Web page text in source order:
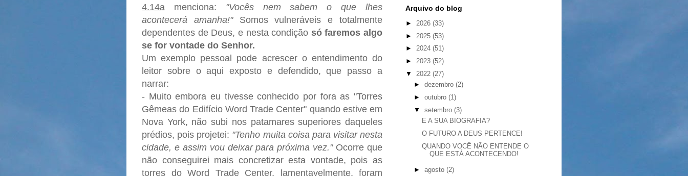
4.14a menciona: "Vocês nem sabem o que lhes
acontecerá amanha!" Somos vulneráveis e totalmente
dependentes de Deus, e nesta condição só faremos algo
se for vontade do Senhor.
Um exemplo pessoal pode acrescer o entendimento do
leitor sobre o aqui exposto e defendido, que passo a
narrar:
- Muito embora eu tivesse conhecido por fora as "Torres
Gêmeas do Edifício Word Trade Center" quando estive em
Nova York, não subi nos patamares superiores daqueles
prédios, pois projetei: "Tenho muita coisa para visitar nesta
cidade, e assim vou deixar para próxima vez."Ocorre que
não conseguirei mais concretizar esta vontade, pois as
torres do Word Trade Center, lamentavelmente, foram
Arquivo do blog
► 2026 (33)
► 2025 (53)
► 2024 (51)
► 2023 (52)
▼ 2022 (27)
► dezembro (2)
► outubro (1)
▼ setembro (3)
E A SUA BIOGRAFIA?
O FUTURO A DEUS PERTENCE!
QUANDO VOCÊ NÃO ENTENDE O
QUE ESTÁ ACONTECENDO!
► agosto (2)